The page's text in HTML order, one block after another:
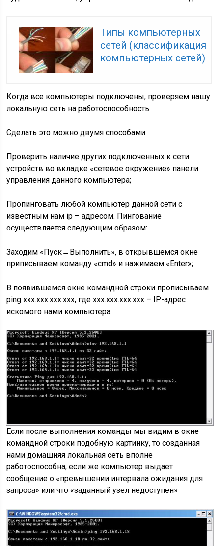
Типы компьютерных
сетей (классификация
компьютерных сетей)
Когда все компьютеры подключены, проверяем нашу
локальную сеть на работоспособность.
Сделать это можно двумя способами:
Проверить наличие других подключенных к сети
устройств во вкладке «сетевое окружение» панели
управления данного компьютера;
Пропинговать любой компьютер данной сети с
известным нам ip – адресом. Пингование
осуществляется следующим образом:
Заходим «Пуск→Выполнить», в открывшемся окне
приписываем команду «cmd» и нажимаем «Enter»;
В появившемся окне командной строки прописываем
ping ххх.ххх.ххх.ххх, где ххх.ххх.ххх.ххх – IP-адрес
искомого нами компьютера.
Если после выполнения команды мы видим в окне
командной строки подобную картинку, то созданная
нами домашняя локальная сеть вполне
работоспособна, если же компьютер выдает
сообщение о «превышении интервала ожидания для
запроса» или что «заданный узел недоступен»